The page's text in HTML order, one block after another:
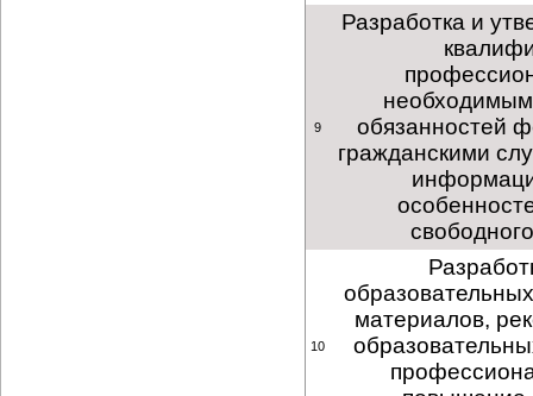
9
Разработка и
обязанностей
гражданскими
10
материалов,